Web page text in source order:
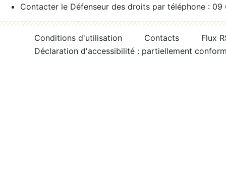
Contacter le Défenseur des droits par téléphone :
Conditions d'utilisation Contacts
Flux
Déclaration d'accessibilité : partiellement